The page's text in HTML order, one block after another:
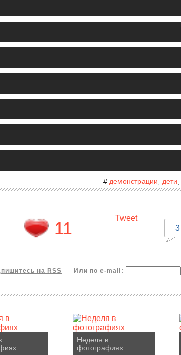
# демонстрации дети
11
Tweet
3
на RSS Или по e-mail:
Неделя в
фотографиях